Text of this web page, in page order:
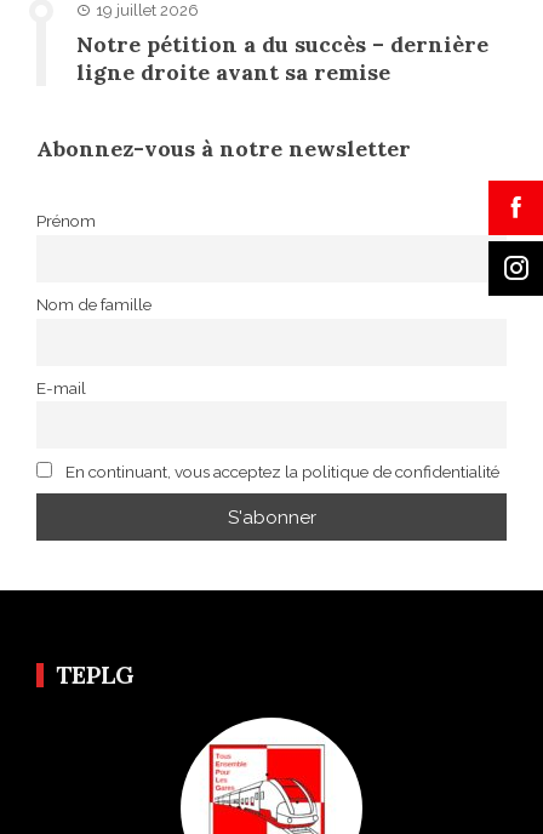
19 juillet 2026
Notre pétition a du succès – dernière
ligne droite avant sa remise
Abonnez-vous à notre newsletter
Prénom
Nom de famille
E-mail
En continuant, vous acceptez la politique de confidentialité
TEPLG